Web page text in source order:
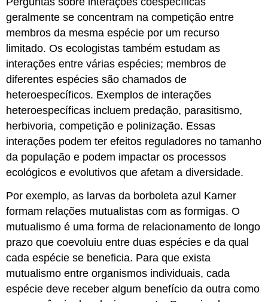
geralmente se concentram na competição entre
membros da mesma espécie por um recurso
limitado. Os ecologistas também estudam as
interações entre várias espécies; membros de
diferentes espécies são chamados de
heteroespecíficos. Exemplos de interações
heteroespecíficas incluem predação, parasitismo,
herbivoria, competição e polinização. Essas
interações podem ter efeitos reguladores no tamanho
da população e podem impactar os processos
ecológicos e evolutivos que afetam a diversidade.
Por exemplo, as larvas da borboleta azul Karner
formam relações mutualistas com as formigas. O
mutualismo é uma forma de relacionamento de longo
prazo que coevoluiu entre duas espécies e da qual
cada espécie se beneficia. Para que exista
mutualismo entre organismos individuais, cada
espécie deve receber algum benefício da outra como